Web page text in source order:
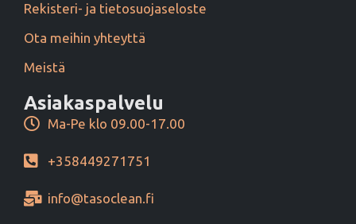
Rekisteri- ja tietosuojaseloste
Ota meihin yhteyttä
Meistä
Asiakaspalvelu
Ma-Pe klo 09.00-17.00
+358449271751
info@tasoclean.fi